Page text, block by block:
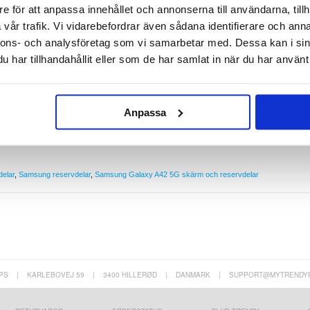
för att anpassa innehållet och annonserna till användarna,
trafik. Vi vidarebefordrar även sådana identifierare och
och analysföretag som vi samarbetar med. Dessa kan i
har tillhandahållit eller som de har samlat in när du har
Anpassa
vi göra det åt dig. Våra duktiga tekniker har reparerat tusentals telefoner och, med detta i
perfekt igen. Vi utför reparationer i vår egen verkstad, d.v.s. vi skickar inte din telefon
den snabbaste och billigaste tjänsten på marknaden.
, Samsung reservdelar, Samsung Galaxy A42 5G skärm och reservdelar
| KARLEBOVEJ 59 | 3400 HILLERØD | DANMARK |